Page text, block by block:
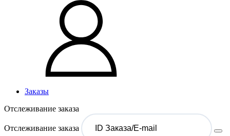
Заказы
Отслеживание заказа
Отслеживание заказа